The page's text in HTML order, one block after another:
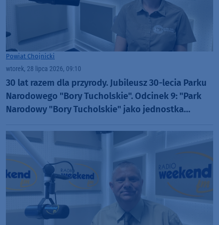
Powiat Chojnicki
wtorek, 28 lipca 2026, 09:10
30 lat razem dla przyrody. Jubileusz 30-lecia Parku
Narodowego "Bory Tucholskie". Odcinek 9: "Park
Narodowy "Bory Tucholskie" jako jednostka